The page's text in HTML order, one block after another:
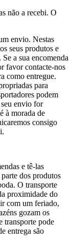
não a recebi. O
envio. Nestas
seus produtos e
a sua encomenda
favor contacte-nos
como entregue.
para
podem
envio for
à morada de
consigo
e tê-las
dos produtos
O transporte
proximidade do
com um feriado,
gozam os
transporte pode
entrega são